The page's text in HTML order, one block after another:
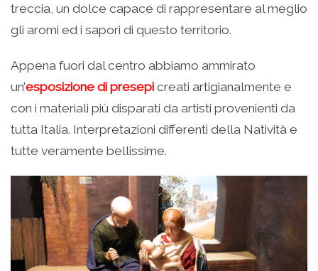
treccia, un dolce capace di rappresentare al meglio
gli aromi ed i sapori di questo territorio.
Appena fuori dal centro abbiamo ammirato
un’esposizione di presepi creati artigianalmente e
con i materiali più disparati da artisti provenienti da
tutta Italia. Interpretazioni differenti della Natività e
tutte veramente bellissime.